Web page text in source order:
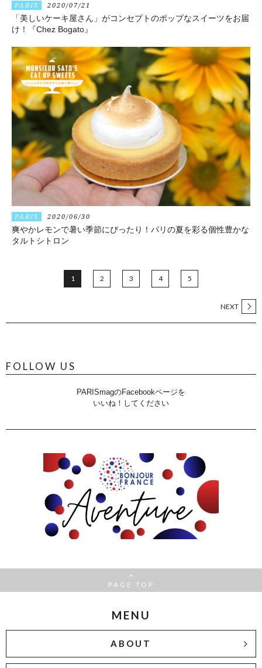
PARIS 2020/07/21
「美しいケーキ屋さん」がコンセプトのポップなスイーツをお届
け！『Chez Bogato』
PARIS 2020/06/30
爽やかレモンで暑い季節にぴったり！パリの夏を彩る個性豊かな
タルトシトロン
1 2 3 4 5
NEXT
FOLLOW US
PARISmagのFacebookページを
いいね！してください
PAGE TOP
MENU
ABOUT